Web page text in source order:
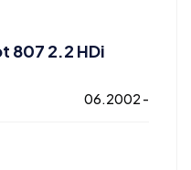
807 2.2 HDi
06.2002 -